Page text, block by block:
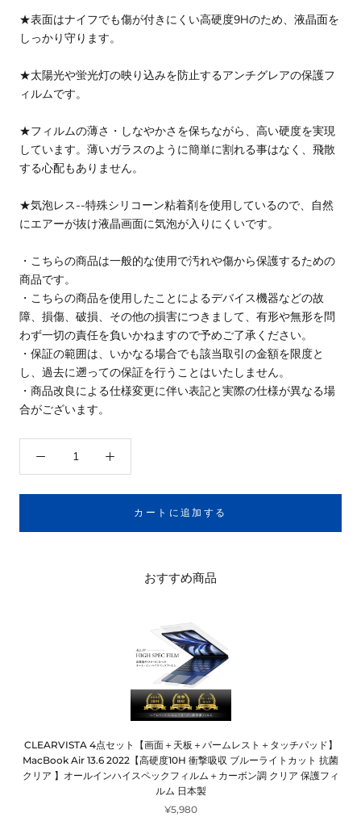
★表面はナイフでも傷が付きにくい高硬度9Hのため、液晶面を
しっかり守ります。
★太陽光や蛍光灯の映り込みを防止するアンチグレアの保護フ
ィルムです。
★フィルムの薄さ・しなやかさを保ちながら、高い硬度を実現
しています。薄いガラスのように簡単に割れる事はなく、飛散
する心配もありません。
★気泡レス--特殊シリコーン粘着剤を使用しているので、自然
にエアーが抜け液晶画面に気泡が入りにくいです。
・こちらの商品は一般的な使用で汚れや傷から保護するための
商品です。
・こちらの商品を使用したことによるデバイス機器などの故
障、損傷、破損、その他の損害につきまして、有形や無形を問
わず一切の責任を負いかねますので予めご了承ください。
・保証の範囲は、いかなる場合でも該当取引の金額を限度と
し、過去に遡っての保証を行うことはいたしません。
・商品改良による仕様変更に伴い表記と実際の仕様が異なる場
合がございます。
カートに追加する
おすすめ商品
CLEARVISTA 4点セット【画面＋天板＋パームレスト＋タッチパッド】
MacBook Air 13.6 2022【高硬度10H 衝撃吸収 ブルーライトカット 抗菌
クリア 】オールインハイスペックフィルム＋カーボン調 クリア 保護フィ
ルム 日本製
¥5,980